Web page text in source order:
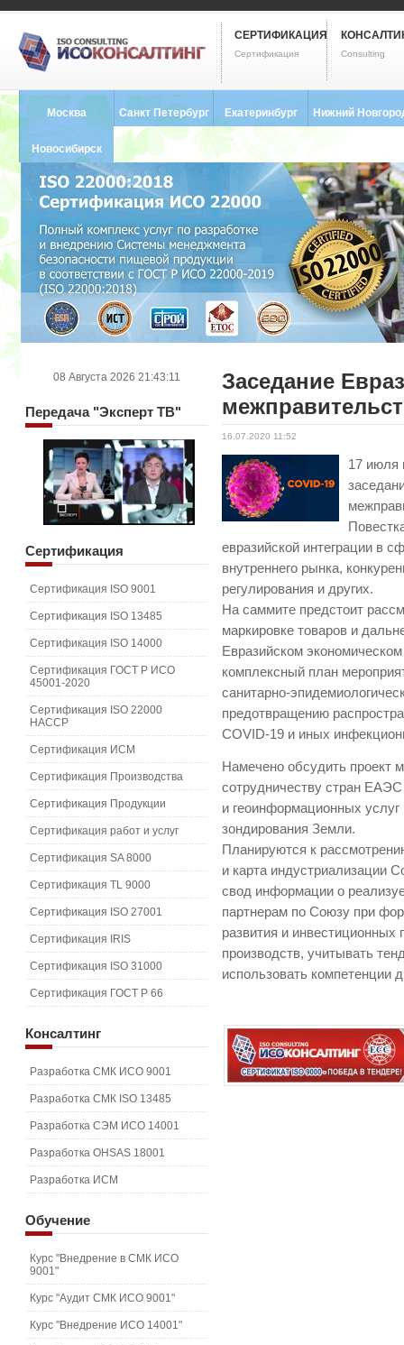
СЕРТИФИКАЦИЯ
Сертификация Consulting
Москва Санкт Петербург
8 (812) 748-2493
Екатеринбург
8 (343) 237-2593
Нижний
Новосибирск
8 (383) 227-8449
Заседание
16.07.2020 11:52
17 июля
евразийской интеграции в
внутреннего рынка,
регулирования и других.
На саммите предстоит
маркировке товаров и
Евразийском
комплексный план
санитарно-
предотвращению
COVID-19 и иных
Намечено обсудить проект
сотрудничеству стран
и геоинформационных услуг
зондирования Земли.
Планируются к
и карта индустриализации
свод информации о
партнерам по Союзу при
развития и
производств, учитывать
использовать компетенции
08 Августа 2026 21:43:11
Передача"Эксперт ТВ"
Сертификация
Сертификация ISO 9001
Сертификация ISO 13485
Сертификация ISO 14000
Сертификация ГОСТ Р ИСО
45001-2020
Сертификация ISO 22000
HACCP
Сертификация ИСМ
Сертификация Производства
Сертификация Продукции
Сертификация работ и услуг
Сертификация SA 8000
Сертификация TL 9000
Сертификация ISO 27001
Сертификация IRIS
Сертификация ISO 31000
Сертификация ГОСТ Р 66
Консалтинг
Разработка СМК ИСО 9001
Разработка СМК ISO 13485
Разработка СЭМ ИСО 14001
Разработка OHSAS 18001
Разработка ИСМ
Обучение
Курс "Внедрение в СМК ИСО
9001"
Курс "Аудит СМК ИСО 9001"
Курс "Внедрение ИСО 14001"